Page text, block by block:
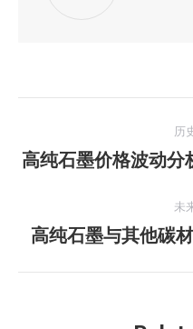
章
航
历
高纯石墨价格波动分
未
高纯石墨与其他碳